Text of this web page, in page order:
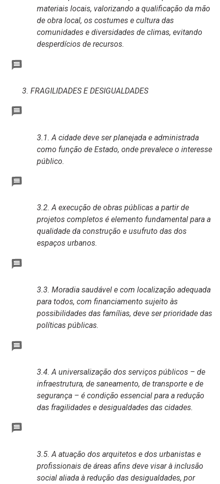
materiais locais, valorizando a qualificação da mão
de obra local, os costumes e cultura das
comunidades e diversidades de climas, evitando
desperdícios de recursos.
3. FRAGILIDADES E DESIGUALDADES
3.1. A cidade deve ser planejada e administrada
como função de Estado, onde prevalece o interesse
público.
3.2. A execução de obras públicas a partir de
projetos completos é elemento fundamental para a
qualidade da construção e usufruto das dos
espaços urbanos.
3.3. Moradia saudável e com localização adequada
para todos, com financiamento sujeito às
possibilidades das famílias, deve ser prioridade das
políticas públicas.
3.4. A universalização dos serviços públicos – de
infraestrutura, de saneamento, de transporte e de
segurança – é condição essencial para a redução
das fragilidades e desigualdades das cidades.
3.5. A atuação dos arquitetos e dos urbanistas e
profissionais de áreas afins deve visar à inclusão
social aliada à redução das desigualdades, por